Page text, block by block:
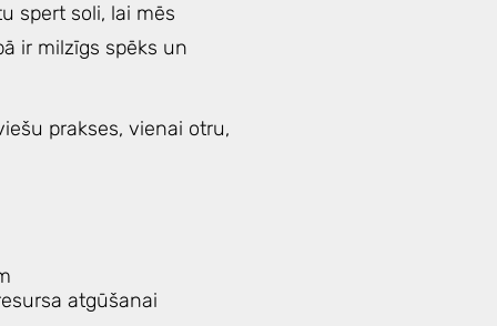
spert soli, lai mēs
ir milzīgs spēks un
prakses, vienai otru,
atgūšanai